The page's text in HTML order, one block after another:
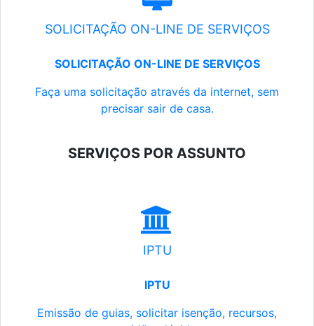
SOLICITAÇÃO ON-LINE DE SERVIÇOS
SOLICITAÇÃO ON-LINE DE SERVIÇOS
Faça uma solicitação através da internet, sem
precisar sair de casa.
SERVIÇOS POR ASSUNTO
IPTU
IPTU
Emissão de guias, solicitar isenção, recursos,